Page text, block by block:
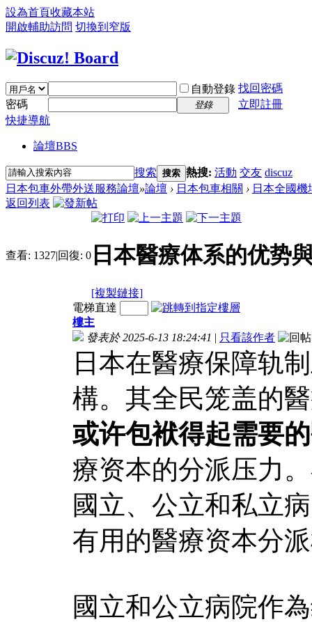
設為首頁收藏本站
開啟輔助訪問 切換到窄版
自動登錄 找回密碼
密碼
登錄
立即註冊
快捷導航
論壇BBS
搜索 搜索 熱搜: 活動 交友 discuz
日本包車外帶外送服務論壇»論壇 › 日本包車相關 › 日本全國機
返回列表
查看: 1327|回復: 0 日本醫療体系的优势
[複製鏈接]
電梯直達
樓主
發表於 2025-6-13 18:24:41 | 只看該作者
日本在醫療保障轨
構。其全民笼盖的
或许包袱得起需要
療资本的分派压力
國立、公立和私立
有用的醫療资本分
國立和公立病院作